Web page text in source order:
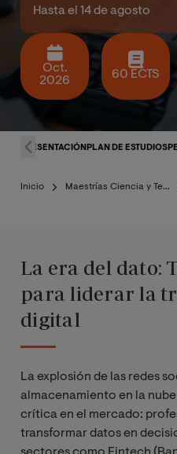
Oct.
2026
60 ECTS
Hasta el 14 de agosto
PRESENTACIÓN PLAN DE ESTUDIOS
Inicio Maestrías Ciencia y Tecnología
La era del dato:
para liderar la
digital
La explosión de las redes
almacenamiento en la
crítica en el mercado:
transformar datos en